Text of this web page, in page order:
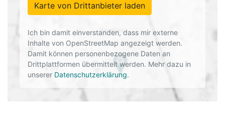
Karte von Drittanbieter laden
Ich bin damit einverstanden, dass mir externe
Inhalte von OpenStreetMap angezeigt werden.
Damit können personenbezogene Daten an
Drittplattformen übermittelt werden. Mehr dazu in
unserer Datenschutzerklärung.